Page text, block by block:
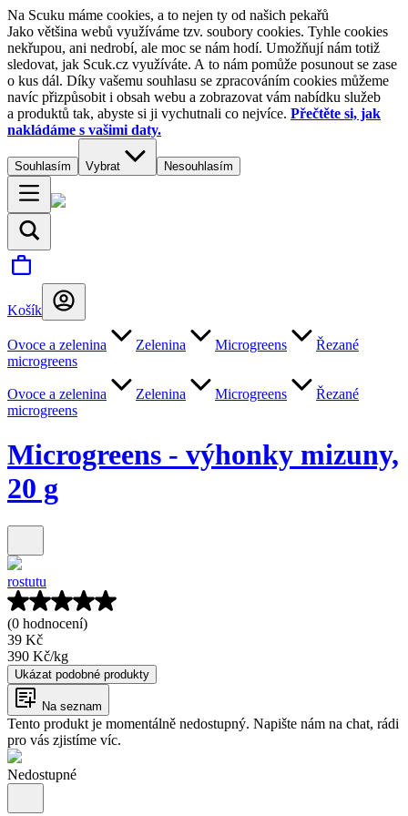
Na Scuku máme cookies, a to nejen ty od našich pekařů
Jako většina webů využíváme tzv. soubory cookies. Tyhle cookies
nekřupou, ani nedrobí, ale moc se nám hodí. Umožňují nám totiž
sledovat, jak Scuk.cz využíváte. A to nám pomůže posunout se zase
o kus dál. Díky vašemu souhlasu se zpracováním cookies můžeme
navíc přizpůsobit i obsah webu a zobrazovat vám nabídku služeb
a produktů tak, abyste si ji vychutnali co nejvíce. Přečtěte si, jak
nakládáme s vašimi daty.
Souhlasím Vybrat Nesouhlasím
Košík
Ovoce a zelenina Zelenina Microgreens
Řezané
microgreens
Ovoce a zelenina Zelenina Microgreens
Řezané
microgreens
Microgreens - výhonky mizuny,
20 g
rostutu
(0 hodnocení)
39 Kč
390 Kč/kg
Ukázat podobné produkty
Na seznam
Tento produkt je momentálně nedostupný. Napište nám na chat, rádi
pro vás zjistíme víc.
Nedostupné